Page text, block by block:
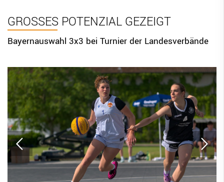
GROSSES POTENZIAL GEZEIGT
Bayernauswahl 3x3 bei Turnier der Landesverbände
BBV Links
DIGITAL SCORE SHEET